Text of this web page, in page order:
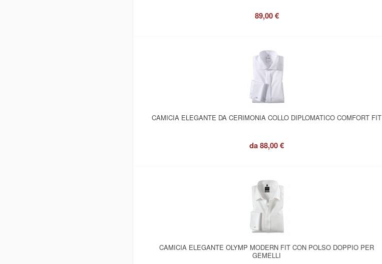
89,00 €
CAMICIA ELEGANTE DA CERIMONIA COLLO DIPLOMATICO COMFORT FIT
da88,00 €
CAMICIA ELEGANTE OLYMP MODERN FIT CON POLSO DOPPIO PER
GEMELLI